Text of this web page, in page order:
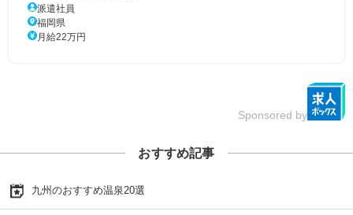
派遣社員
福岡県
月給22万円
Sponsored by
おすすめ記事
九州のおすすめ温泉20選